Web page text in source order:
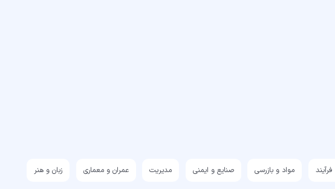
مواد و بازرسی صنایع و ایمنی مدیریت عمران و معماری زبان و هنر